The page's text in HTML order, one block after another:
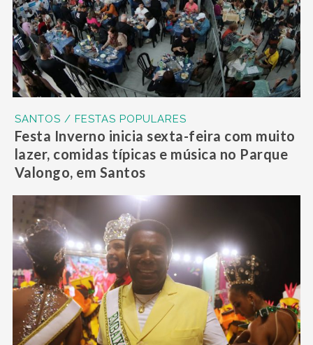
SANTOS / FESTAS POPULARES
Festa Inverno inicia sexta-feira com muito
lazer, comidas típicas e música no Parque
Valongo, em Santos